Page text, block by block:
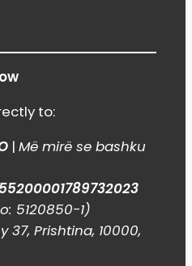
to:
| Më mirë se bashku
5120850-1)
37, Prishtina, 10000,